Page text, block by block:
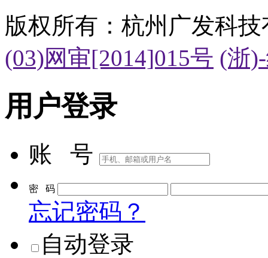
版权所有：杭州广发科
(03)网审[2014]015号 (浙
用户登录
账 号
密 码
忘记密码？
自动登录